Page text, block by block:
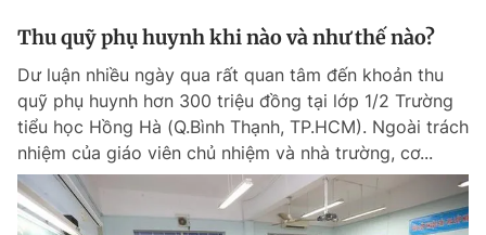
Thu quỹ phụ huynh khi nào và như thế nào?
Dư luận nhiều ngày qua rất quan tâm đến khoản thu
quỹ phụ huynh hơn 300 triệu đồng tại lớp 1/2 Trường
tiểu học Hồng Hà (Q.Bình Thạnh, TP.HCM). Ngoài trách
nhiệm của giáo viên chủ nhiệm và nhà trường, cơ...